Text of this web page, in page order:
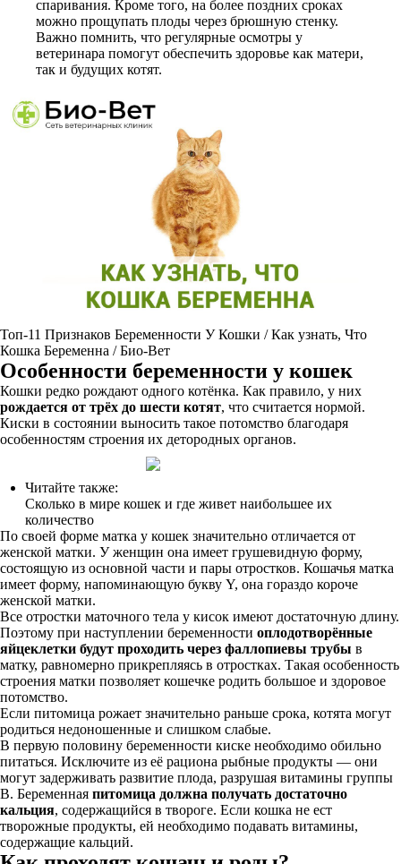
спаривания. Кроме того, на более поздних сроках
можно прощупать плоды через брюшную стенку.
Важно помнить, что регулярные осмотры у
ветеринара помогут обеспечить здоровье как матери,
так и будущих котят.
Топ-11 Признаков Беременности У Кошки / Как узнать, Что
Кошка Беременна / Био-Вет
Особенности беременности у кошек
Кошки редко рождают одного котёнка. Как правило, у них
рождается от трёх до шести котят, что считается нормой.
Киски в состоянии выносить такое потомство благодаря
особенностям строения их детородных органов.
Читайте также:
Сколько в мире кошек и где живет наибольшее их
количество
По своей форме матка у кошек значительно отличается от
женской матки. У женщин она имеет грушевидную форму,
состоящую из основной части и пары отростков. Кошачья матка
имеет форму, напоминающую букву Y, она гораздо короче
женской матки.
Все отростки маточного тела у кисок имеют достаточную длину.
Поэтому при наступлении беременности оплодотворённые
яйцеклетки будут проходить через фаллопиевы трубы в
матку, равномерно прикрепляясь в отростках. Такая особенность
строения матки позволяет кошечке родить большое и здоровое
потомство.
Если питомица рожает значительно раньше срока, котята могут
родиться недоношенные и слишком слабые.
В первую половину беременности киске необходимо обильно
питаться. Исключите из её рациона рыбные продукты — они
могут задерживать развитие плода, разрушая витамины группы
В. Беременная питомица должна получать достаточно
кальция, содержащийся в твороге. Если кошка не ест
творожные продукты, ей необходимо подавать витамины,
содержащие кальций.